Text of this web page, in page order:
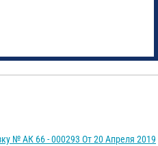
№ АК 66 - 000293 От 20 Апреля 2019